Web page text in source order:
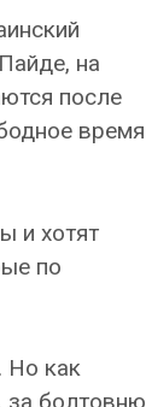
на
после
время
и хотят
по
Но как